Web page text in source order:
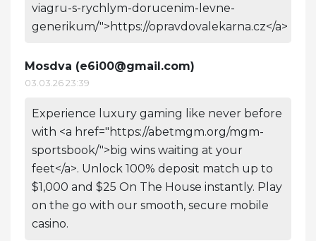
viagru-s-rychlym-dorucenim-levne-
generikum/">https://opravdovalekarna.cz</a>
Mosdva (e6i00@gmail.com)
03.03.26 23:39
Experience luxury gaming like never before
with <a href="https://abetmgm.org/mgm-
sportsbook/">big wins waiting at your
feet</a>. Unlock 100% deposit match up to
$1,000 and $25 On The House instantly. Play
on the go with our smooth, secure mobile
casino.